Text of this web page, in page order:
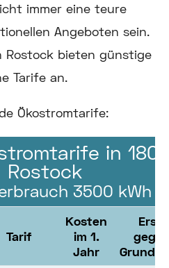
immer eine teure
Angeboten sein.
Rostock bieten günstige
Tarife an.
Ökostromtarife:
in
Rostock
3500 kWh
Tarif
Kosten
im 1.
Jahr